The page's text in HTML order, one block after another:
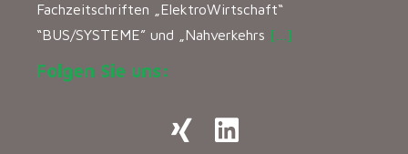
Fachzeitschriften „ElektroWirtschaft“
“BUS/SYSTEME” und „Nahverkehrs […]
Folgen Sie uns: